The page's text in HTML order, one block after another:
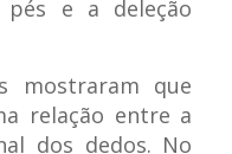
e a deleção
mostraram que
relação entre a
dos dedos. No